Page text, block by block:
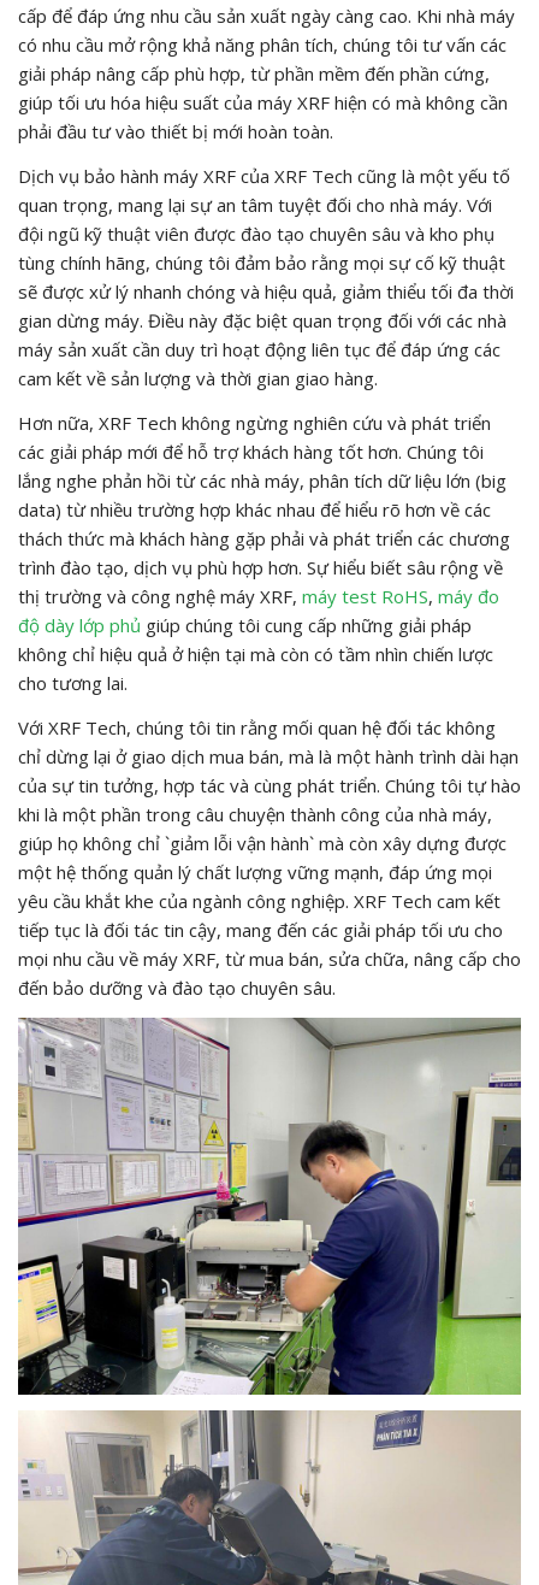
cấp để đáp ứng nhu cầu sản xuất ngày càng cao. Khi nhà máy
có nhu cầu mở rộng khả năng phân tích, chúng tôi tư vấn các
giải pháp nâng cấp phù hợp, từ phần mềm đến phần cứng,
giúp tối ưu hóa hiệu suất của máy XRF hiện có mà không cần
phải đầu tư vào thiết bị mới hoàn toàn.
Dịch vụ bảo hành máy XRF của XRF Tech cũng là một yếu tố
quan trọng, mang lại sự an tâm tuyệt đối cho nhà máy. Với
đội ngũ kỹ thuật viên được đào tạo chuyên sâu và kho phụ
tùng chính hãng, chúng tôi đảm bảo rằng mọi sự cố kỹ thuật
sẽ được xử lý nhanh chóng và hiệu quả, giảm thiểu tối đa thời
gian dừng máy. Điều này đặc biệt quan trọng đối với các nhà
máy sản xuất cần duy trì hoạt động liên tục để đáp ứng các
cam kết về sản lượng và thời gian giao hàng.
Hơn nữa, XRF Tech không ngừng nghiên cứu và phát triển
các giải pháp mới để hỗ trợ khách hàng tốt hơn. Chúng tôi
lắng nghe phản hồi từ các nhà máy, phân tích dữ liệu lớn (big
data) từ nhiều trường hợp khác nhau để hiểu rõ hơn về các
thách thức mà khách hàng gặp phải và phát triển các chương
trình đào tạo, dịch vụ phù hợp hơn. Sự hiểu biết sâu rộng về
thị trường và công nghệ máy XRF, máy test RoHS, máy đo
độ dày lớp phủ giúp chúng tôi cung cấp những giải pháp
không chỉ hiệu quả ở hiện tại mà còn có tầm nhìn chiến lược
cho tương lai.
Với XRF Tech, chúng tôi tin rằng mối quan hệ đối tác không
chỉ dừng lại ở giao dịch mua bán, mà là một hành trình dài hạn
của sự tin tưởng, hợp tác và cùng phát triển. Chúng tôi tự hào
khi là một phần trong câu chuyện thành công của nhà máy,
giúp họ không chỉ `giảm lỗi vận hành` mà còn xây dựng được
một hệ thống quản lý chất lượng vững mạnh, đáp ứng mọi
yêu cầu khắt khe của ngành công nghiệp. XRF Tech cam kết
tiếp tục là đối tác tin cậy, mang đến các giải pháp tối ưu cho
mọi nhu cầu về máy XRF, từ mua bán, sửa chữa, nâng cấp cho
đến bảo dưỡng và đào tạo chuyên sâu.